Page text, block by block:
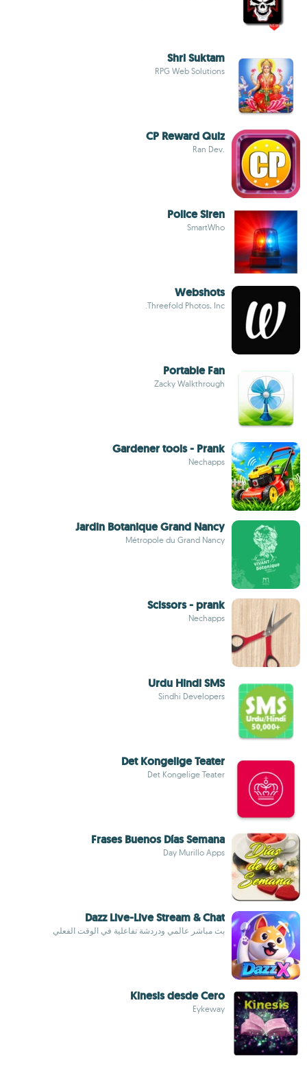
Shri Suktam
RPG Web Solutions
CP Reward Quiz
.Ran Dev
Police Siren
SmartWho
Webshots
Threefold Photos, Inc.
Portable Fan
Zacky Walkthrough
Gardener tools - Prank
Nechapps
Jardin Botanique Grand Nancy
Métropole du Grand Nancy
Scissors - prank
Nechapps
Urdu Hindi SMS
Sindhi Developers
Det Kongelige Teater
Det Kongelige Teater
Frases Buenos Días Semana
Day Murillo Apps
Dazz Live-Live Stream & Chat
بث مباشر عالمي ودردشة تفاعلية في الوقت الفعلي
Kinesis desde Cero
Eykeway